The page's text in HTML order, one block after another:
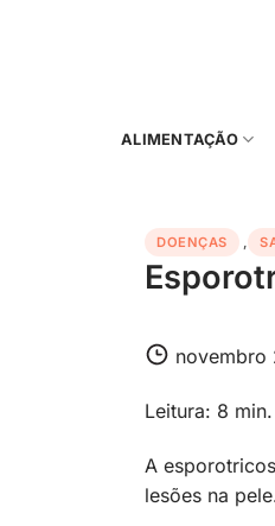
ALIMENTAÇÃO
DOENÇAS ,
novembro
Leitura: 8 min.
A
lesões na